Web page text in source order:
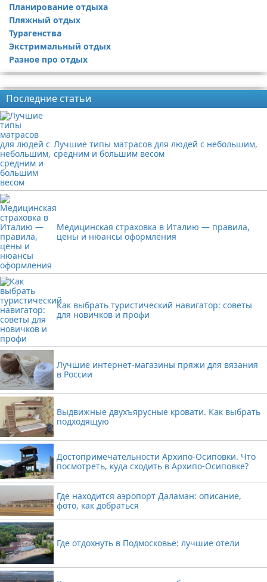
Планирование отдыха
Пляжный отдых
Турагенства
Экстримальный отдых
Разное про отдых
Последние статьи
Лучшие типы матрасов для людей с небольшим,
средним и большим весом
Медицинская страховка в Италию — правила,
цены и нюансы оформления
Как выбрать туристический навигатор: советы
для новичков и профи
Лучшие интернет-магазины пряжи для вязания
в России
Выдвижные двухъярусные кровати. Как выбрать
подходящую
Достопримечательности Архипо-Осиповки. Что
посмотреть, куда сходить в Архипо-Осиповке?
Где находится аэропорт Даламан: описание,
фото, как добраться
Где отдохнуть в Подмосковье: лучшие отели